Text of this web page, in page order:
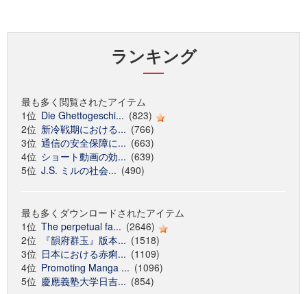
ランキング
最も多く閲覧されたアイテム
1位 Die Ghettogeschi... (823)
2位 新冷戦期における... (766)
3位 通信の安全保障に... (663)
4位 ショート動画の効... (639)
5位 J.S. ミルの社会... (490)
最も多くダウンロードされたアイテム
1位 The perpetual fa... (2646)
2位
『韻府群玉』版本... (1518)
3位 日本における赤痢... (1109)
4位 Promoting Manga ... (1096)
5位 慶應義塾大学日吉... (854)